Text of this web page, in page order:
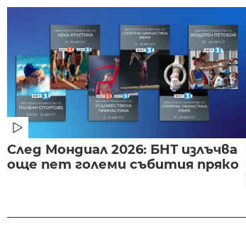
След Мондиал 2026: БНТ излъчва
още пет големи събития пряко